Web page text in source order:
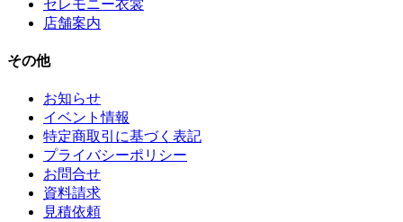
セレモニー衣裳
店舗案内
その他
お知らせ
イベント情報
特定商取引に基づく表記
プライバシーポリシー
お問合せ
資料請求
見積依頼